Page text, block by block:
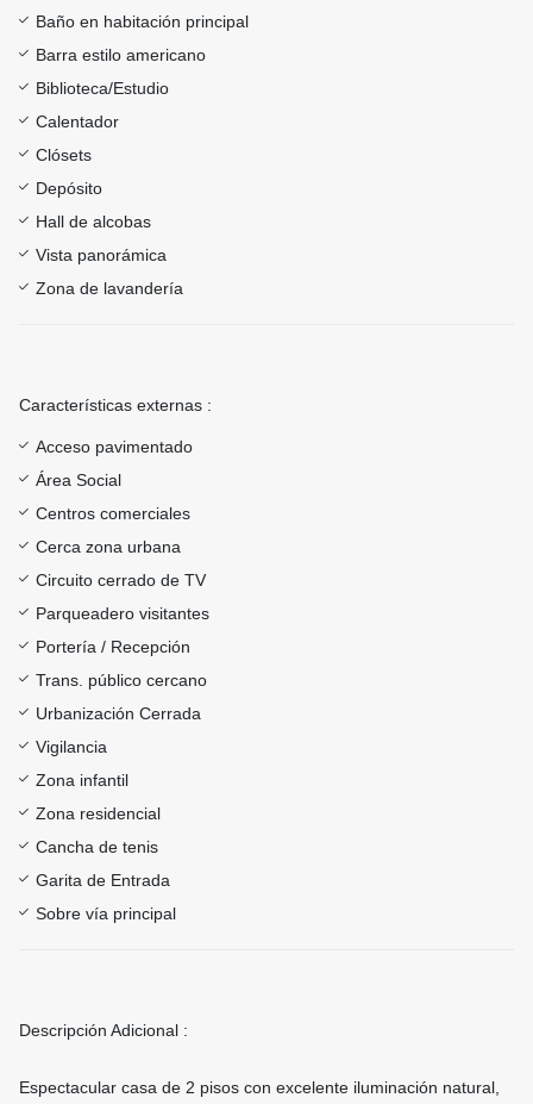
Baño en habitación principal
Barra estilo americano
Biblioteca/Estudio
Calentador
Clósets
Depósito
Hall de alcobas
Vista panorámica
Zona de lavandería
Características externas :
Acceso pavimentado
Área Social
Centros comerciales
Cerca zona urbana
Circuito cerrado de TV
Parqueadero visitantes
Portería / Recepción
Trans. público cercano
Urbanización Cerrada
Vigilancia
Zona infantil
Zona residencial
Cancha de tenis
Garita de Entrada
Sobre vía principal
Descripción Adicional :
Espectacular casa de 2 pisos con excelente iluminación natural,